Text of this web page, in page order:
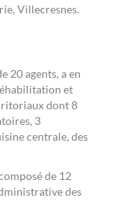
Villecresnes.
20 agents, a en
et
dont 8
3
centrale, des
de 12
des